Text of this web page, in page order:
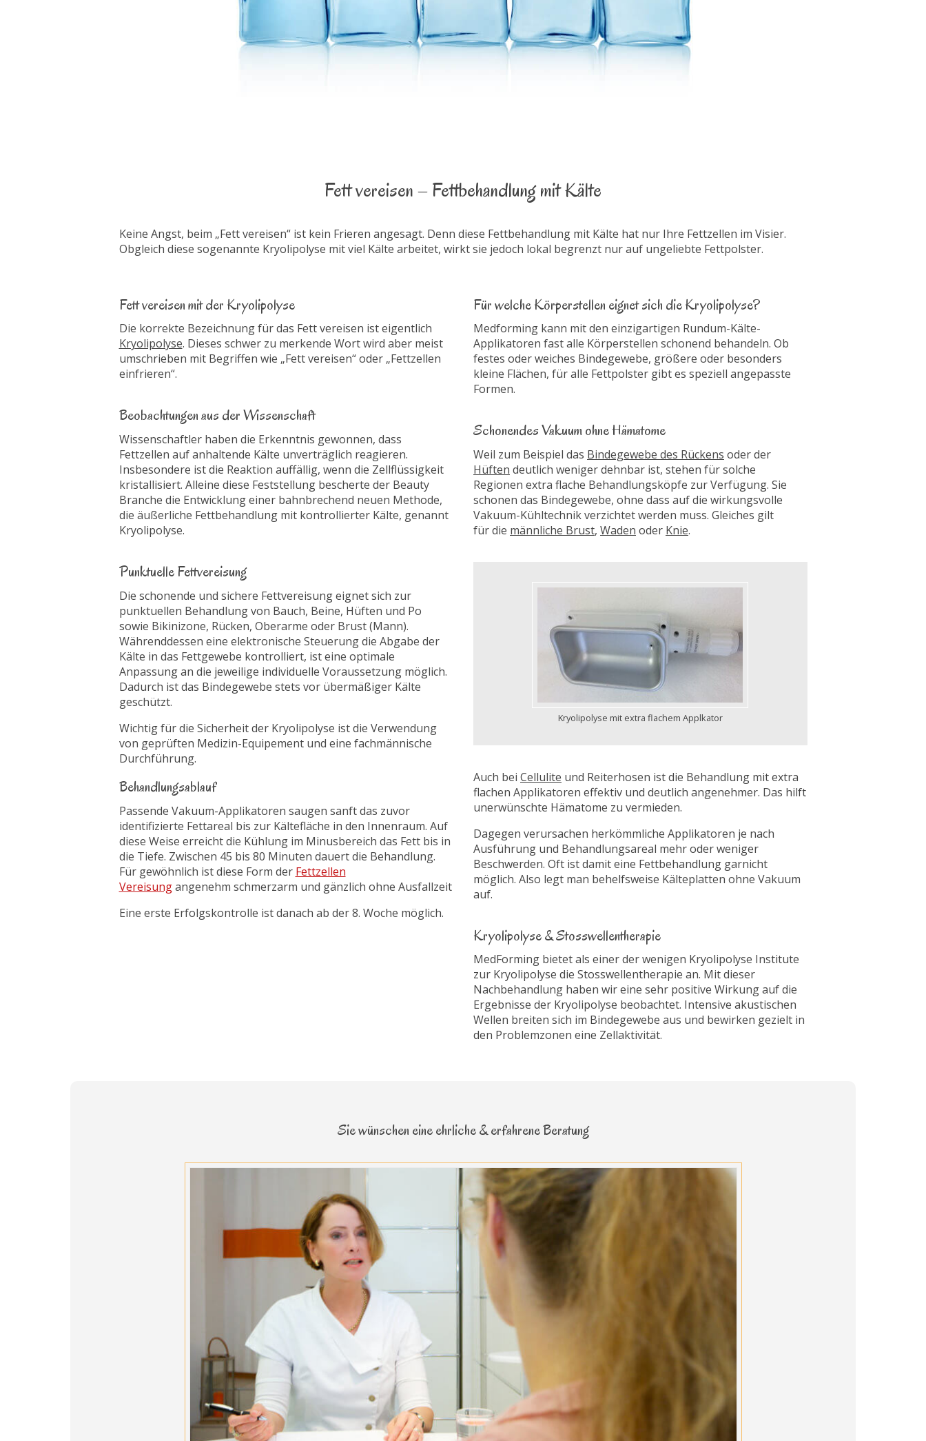
Fett vereisen – Fettbehandlung mit Kälte
Keine Angst, beim „Fett vereisen“ ist kein Frieren angesagt. Denn diese Fettbehandlung mit Kälte hat nur Ihre Fettzellen im Visier.
Obgleich diese sogenannte Kryolipolyse mit viel Kälte arbeitet, wirkt sie jedoch lokal begrenzt nur auf ungeliebte Fettpolster.
Fett vereisen mit der Kryolipolyse
Die korrekte Bezeichnung für das Fett vereisen ist eigentlich
Kryolipolyse. Dieses schwer zu merkende Wort wird aber meist
umschrieben mit Begriffen wie „Fett vereisen“ oder „Fettzellen
einfrieren“.
Beobachtungen aus der Wissenschaft
Wissenschaftler haben die Erkenntnis gewonnen, dass
Fettzellen auf anhaltende Kälte unverträglich reagieren.
Insbesondere ist die Reaktion auffällig, wenn die Zellflüssigkeit
kristallisiert. Alleine diese Feststellung bescherte der Beauty
Branche die Entwicklung einer bahnbrechend neuen Methode,
die äußerliche Fettbehandlung mit kontrollierter Kälte, genannt
Kryolipolyse.
Punktuelle Fettvereisung
Die schonende und sichere Fettvereisung eignet sich zur
punktuellen Behandlung von Bauch, Beine, Hüften und Po
sowie Bikinizone, Rücken, Oberarme oder Brust (Mann).
Währenddessen eine elektronische Steuerung die Abgabe der
Kälte in das Fettgewebe kontrolliert, ist eine optimale
Anpassung an die jeweilige individuelle Voraussetzung möglich.
Dadurch ist das Bindegewebe stets vor übermäßiger Kälte
geschützt.
Wichtig für die Sicherheit der Kryolipolyse ist die Verwendung
von geprüften Medizin-Equipement und eine fachmännische
Durchführung.
Behandlungsablauf
Passende Vakuum-Applikatoren saugen sanft das zuvor
identifizierte Fettareal bis zur Kältefläche in den Innenraum. Auf
diese Weise erreicht die Kühlung im Minusbereich das Fett bis in
die Tiefe. Zwischen 45 bis 80 Minuten dauert die Behandlung.
Für gewöhnlich ist diese Form der Fettzellen
Vereisungangenehm schmerzarm und gänzlich ohne Ausfallzeit
Eine erste Erfolgskontrolle ist danach ab der 8. Woche möglich.
Für welche Körperstellen eignet sich die Kryolipolyse?
Medforming kann mit den einzigartigen Rundum-Kälte-
Applikatoren fast alle Körperstellen schonend behandeln. Ob
festes oder weiches Bindegewebe, größere oder besonders
kleine Flächen, für alle Fettpolster gibt es speziell angepasste
Formen.
Schonendes Vakuum ohne Hämatome
Weil zum Beispiel das Bindegewebe des Rückens oder der
Hüften deutlich weniger dehnbar ist, stehen für solche
Regionen extra flache Behandlungsköpfe zur Verfügung. Sie
schonen das Bindegewebe, ohne dass auf die wirkungsvolle
Vakuum-Kühltechnik verzichtet werden muss. Gleiches gilt
für die männliche Brust, Waden oder Knie.
Kryolipolyse mit extra flachem Applkator
Auch bei Cellulite und Reiterhosen ist die Behandlung mit extra
flachen Applikatoren effektiv und deutlich angenehmer. Das hilft
unerwünschte Hämatome zu vermieden.
Dagegen verursachen herkömmliche Applikatoren je nach
Ausführung und Behandlungsareal mehr oder weniger
Beschwerden. Oft ist damit eine Fettbehandlung garnicht
möglich. Also legt man behelfsweise Kälteplatten ohne Vakuum
auf.
Kryolipolyse & Stosswellentherapie
MedForming bietet als einer der wenigen Kryolipolyse Institute
zur Kryolipolyse die Stosswellentherapie an. Mit dieser
Nachbehandlung haben wir eine sehr positive Wirkung auf die
Ergebnisse der Kryolipolyse beobachtet. Intensive akustischen
Wellen breiten sich im Bindegewebe aus und bewirken gezielt in
den Problemzonen eine Zellaktivität.
Sie wünschen eine ehrliche & erfahrene Beratung